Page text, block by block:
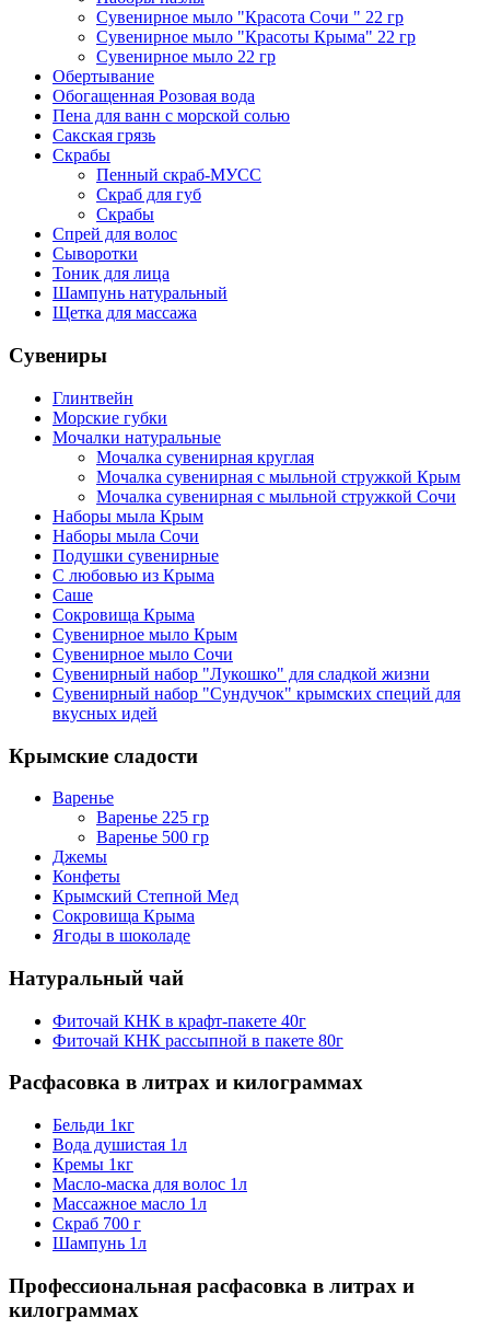
Сувенирное мыло "Красота Сочи " 22 гр
Сувенирное мыло "Красоты Крыма" 22 гр
Сувенирное мыло 22 гр
Обертывание
Обогащенная Розовая вода
Пена для ванн с морской солью
Сакская грязь
Скрабы
Пенный скраб-МУСС
Скраб для губ
Скрабы
Спрей для волос
Сыворотки
Тоник для лица
Шампунь натуральный
Щетка для массажа
Сувениры
Глинтвейн
Морские губки
Мочалки натуральные
Мочалка сувенирная круглая
Мочалка сувенирная с мыльной стружкой Крым
Мочалка сувенирная с мыльной стружкой Сочи
Наборы мыла Крым
Наборы мыла Сочи
Подушки сувенирные
С любовью из Крыма
Саше
Сокровища Крыма
Сувенирное мыло Крым
Сувенирное мыло Сочи
Сувенирный набор "Лукошко" для сладкой жизни
Сувенирный набор "Сундучок" крымских специй для
вкусных идей
Крымские сладости
Варенье
Варенье 225 гр
Варенье 500 гр
Джемы
Конфеты
Крымский Степной Мед
Сокровища Крыма
Ягоды в шоколаде
Натуральный чай
Фиточай КНК в крафт-пакете 40г
Фиточай КНК рассыпной в пакете 80г
Расфасовка в литрах и килограммах
Бельди 1кг
Вода душистая 1л
Кремы 1кг
Масло-маска для волос 1л
Массажное масло 1л
Скраб 700 г
Шампунь 1л
Профессиональная расфасовка в литрах и
килограммах